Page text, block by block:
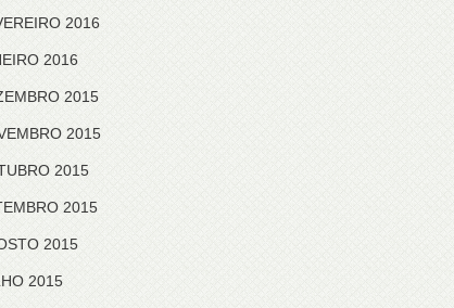
2016
2016
2015
2015
2015
2015
2015
2015